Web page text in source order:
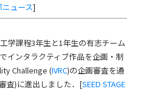
ュース]
学課程3年生と1年生の有志チーム
インタラクティブ作品を企画・制
Challenge (IVRC)の企画審査を通
査)に進出しました．[SEED STAGE